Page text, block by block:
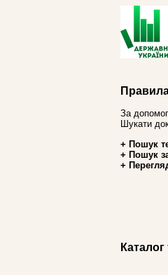
За
Шукати
+ Пошук
+ Пошук
+